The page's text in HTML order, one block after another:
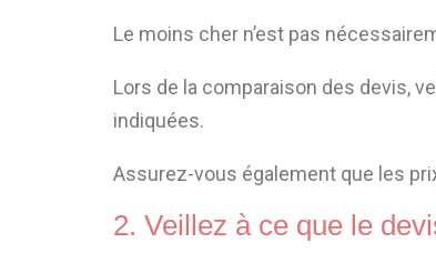
Le moins cher n’est pas
Lors de la comparaison des devis,
indiquées.
Assurez-vous également que les
2. Veillez à ce que le